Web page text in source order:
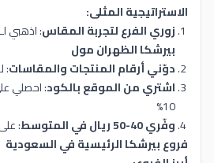
الاستراتيجية المثلى:
زوري الفرع لتجربة المقاس: اذهبي لـ
بيرشكا الظهران مول
دوّني أرقام المنتجات والمقاسات:
اشتري من الموقع بالكود: احصلي
10%
وفّري 40-50 ريال في المتوسط
: على
فروع بيرشكا الرئيسية في السعودية